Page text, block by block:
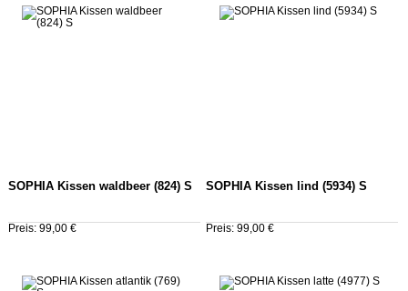
SOPHIA Kissen waldbeer (824) S
Preis: 99,00 €
SOPHIA Kissen lind (5934) S
Preis: 99,00 €